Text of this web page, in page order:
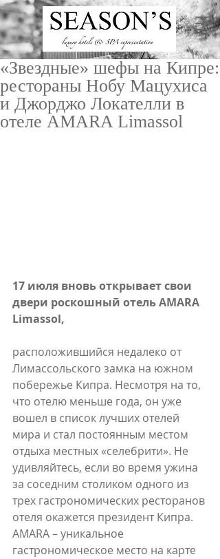
«Звездные» шефы на Кипре:
рестораны Нобу Мацухиса
и Джорджо Локателли в
отеле AMARA Limassol
17 июля вновь открывает свои
двери роскошный отель AMARA
Limassol,
расположившийся недалеко от
Лимассольского замка на южном
побережье Кипра. Несмотря на то,
что отелю меньше года, он уже
вошел в список лучших отелей
мира и стал постоянным местом
отдыха местных «селебрити». Не
удивляйтесь, если во время ужина
за соседним столиком одного из
трех гастрономических ресторанов
отеля окажется президент Кипра.
AMARA – уникальное
гастрономическое место на карте